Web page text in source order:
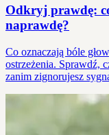
Odkryj prawdę:
naprawdę?
Co oznaczają bóle
ostrzeżenia. Sprawdź,
zanim zignorujesz